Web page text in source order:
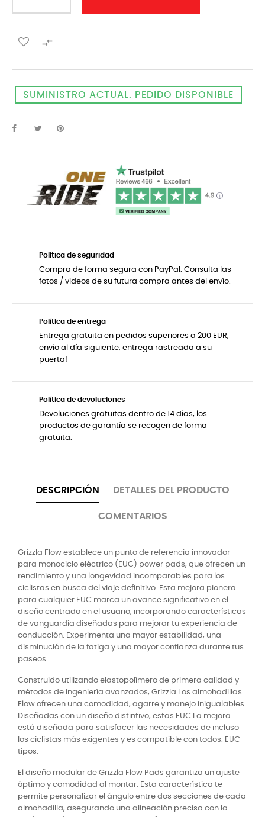

SUMINISTRO ACTUAL. PEDIDO DISPONIBLE
Política de seguridad
Compra de forma segura con PayPal. Consulta las
fotos / videos de su futura compra antes del envío.
Política de entrega
Entrega gratuita en pedidos superiores a 200 EUR,
envío al día siguiente, entrega rastreada a su
puerta!
Política de devoluciones
Devoluciones gratuitas dentro de 14 días, los
productos de garantía se recogen de forma
gratuita.
DESCRIPCIÓN DETALLES DEL PRODUCTO
COMENTARIOS
Grizzla Flow establece un punto de referencia innovador
para monociclo eléctrico (EUC) power pads, que ofrecen un
rendimiento y una longevidad incomparables para los
ciclistas en busca del viaje definitivo. Esta mejora pionera
para cualquier EUC marca un avance significativo en el
diseño centrado en el usuario, incorporando características
de vanguardia diseñadas para mejorar tu experiencia de
conducción. Experimenta una mayor estabilidad, una
disminución de la fatiga y una mayor confianza durante tus
paseos.
Construido utilizando elastopolímero de primera calidad y
métodos de ingeniería avanzados, Grizzla Los almohadillas
Flow ofrecen una comodidad, agarre y manejo inigualables.
Diseñadas con un diseño distintivo, estas EUC La mejora
está diseñada para satisfacer las necesidades de incluso
los ciclistas más exigentes y es compatible con todos. EUC
tipos.
El diseño modular de Grizzla Flow Pads garantiza un ajuste
óptimo y comodidad al montar. Esta característica te
permite personalizar el ángulo entre dos secciones de cada
almohadilla, asegurando una alineación precisa con la